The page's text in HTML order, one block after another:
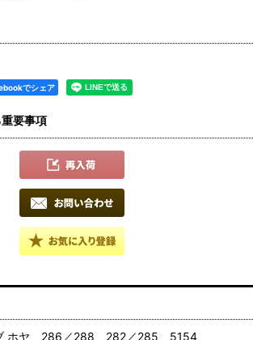
でシェア
要事項
ブ ホヤ 286／288 282／285 5154